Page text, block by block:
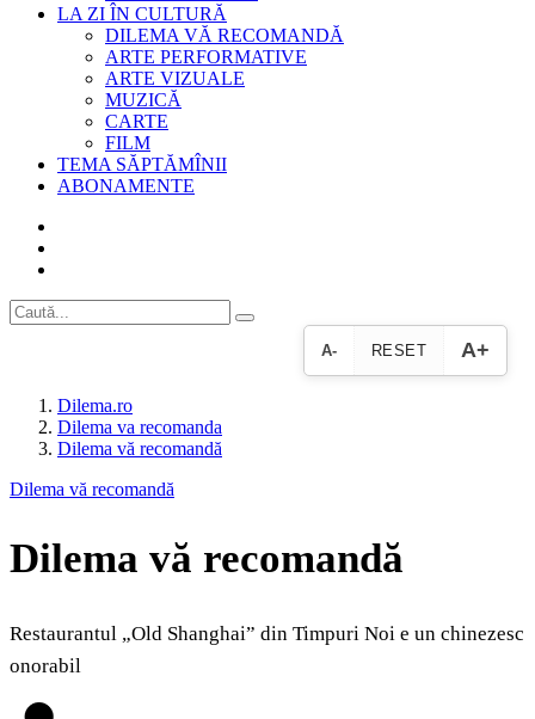
LA ZI ÎN CULTURĂ
DILEMA VĂ RECOMANDĂ
ARTE PERFORMATIVE
ARTE VIZUALE
MUZICĂ
CARTE
FILM
TEMA SĂPTĂMÎNII
ABONAMENTE
A- RESET A+
Dilema.ro
Dilema va recomanda
Dilema vă recomandă
Dilema vă recomandă
Dilema vă recomandă
Restaurantul „Old Shanghai” din Timpuri Noi e un chinezesc
onorabil